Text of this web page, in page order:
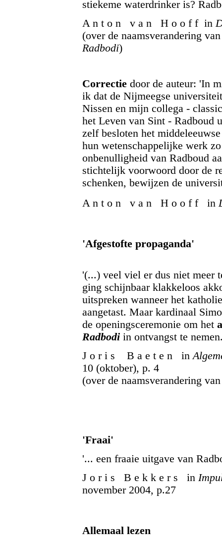
stiekeme waterdrinker is?
A n t o n v a n H o o f f in
(over de naamsverandering
Radbodi)
Correctie door de auteur: 'In
ik dat de Nijmeegse
Nissen en mijn collega -
het Leven van Sint - Radboud
zelf besloten het
hun wetenschappelijke werk
onbenulligheid van Radboud
stichtelijk voorwoord door de
schenken, bewijzen de
A n t o n v a n H o o f f in
'Afgestofte propaganda'
'(...) veel viel er dus niet meer
ging schijnbaar klakkeloos
uitspreken wanneer het
aangetast. Maar kardinaal
de openingsceremonie om het
Radbodi in ontvangst te
J o r i s B a e t e n in
10 (oktober), p. 4
(over de naamsverandering
'Fraai'
'... een fraaie uitgave van
J o r i s B e k k e r s in
november 2004, p.27
Allemaal lezen